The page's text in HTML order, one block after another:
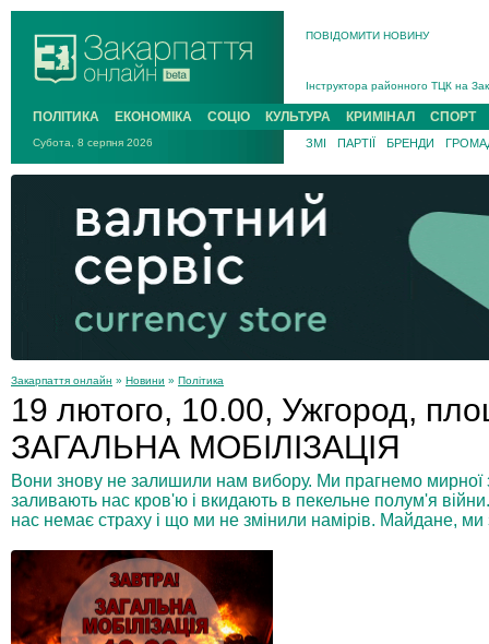
ПОВІДОМИТИ НОВИНУ
Інструктора районного ТЦК на
В Ужгороді попрощаються із
В Ужгороді 5 серпня
Підтвердили загибель
На війні з рф поліг військовий з
На війні загинув 26-річний
ПОЛІТИКА ЕКОНОМІКА СОЦІО КУЛЬТУРА КРИМІНАЛ СПОРТ
Субота, 8 серпня 2026 ЗМІ ПАРТІЇ БРЕНДИ
Закарпаття онлайн » Новини » Політика
19 лютого, 10.00, Ужгород,
ЗАГАЛЬНА МОБІЛІЗАЦІЯ
Вони знову не залишили нам вибору. Ми прагнемо мирної
заливають нас кров'ю і вкидають в пекельне полум'я
нас немає страху і що ми не змінили намірів. Майдане,